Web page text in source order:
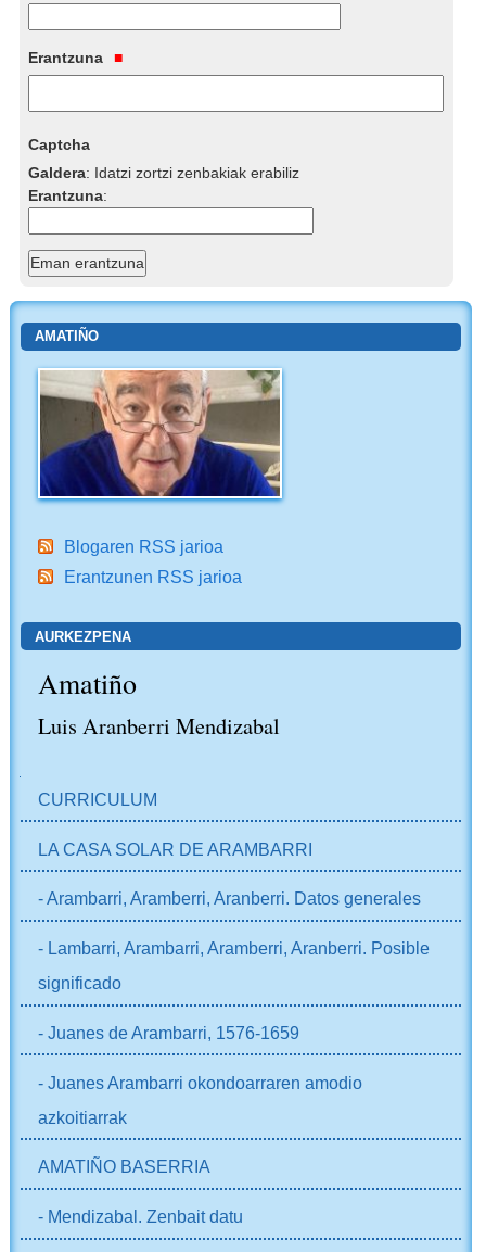
Erantzuna
Captcha
Galdera: Idatzi zortzi zenbakiak erabiliz
Erantzuna:
AMATIÑO
Blogaren RSS jarioa
Erantzunen RSS jarioa
AURKEZPENA
Amatiño
Luis Aranberri Mendizabal
CURRICULUM
LA CASA SOLAR DE ARAMBARRI
- Arambarri, Aramberri, Aranberri. Datos generales
- Lambarri, Arambarri, Aramberri, Aranberri. Posible
significado
- Juanes de Arambarri, 1576-1659
- Juanes Arambarri okondoarraren amodio
azkoitiarrak
AMATIÑO BASERRIA
- Mendizabal. Zenbait datu